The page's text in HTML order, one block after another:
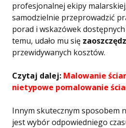
profesjonalnej ekipy
samodzielnie przeprowadzić
porad i wskazówek
temu, udało mu się
przewidywanych kosztów.
Czytaj dalej: Malowanie
nietypowe pomalowanie
Innym skutecznym sposobem
jest wybór odpowiedniego